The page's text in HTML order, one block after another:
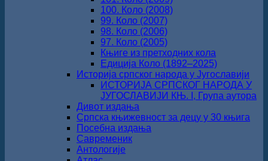
100. Коло (2008)
99. Коло (2007)
98. Коло (2006)
97. Коло (2005)
Књиге из претходних кола
Едиција Коло (1892‒2025)
Историја српског народа у Југославији
ИСТОРИЈА СРПСКОГ НАРОДА У
ЈУГОСЛАВИЈИ КЊ. I, Група аутора
Дивот издања
Српска књижевност за децу у 30 књига
Посебна издања
Савременик
Антологије